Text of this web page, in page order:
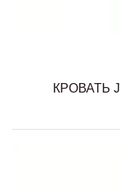
КРОВАТЬ